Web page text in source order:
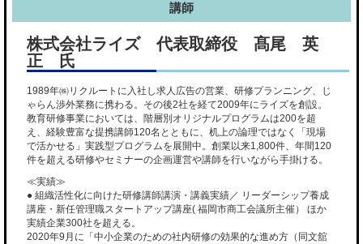
講師
株式会社ライズ 代表取締役 髙尾 英
正 氏
1989年㈱リクルートに入社し求人広告の営業、研修プランニング、じ
ゃらん渉外業務に携わる。その後2社を経て2009年にライズを創設。
教育研修事業においては、階層別オリジナルプログラムは200を超
え、経験豊富な提携講師120名とともに、机上の論理ではなく「現場
で活かせる」実践型プログラムを展開中。創業以来1,800件、年間120
件を超える研修やセミナーの企画運営や講師を行いながら手掛ける。
≪実績≫
● 組織活性化に向けた研修講師講演・講義実績／ リーダーシップ養成
講座・新任管理職スタートアップ講座( 福岡市商工会議所主催） ほか
実績企業300社を超える。
2020年9月に「中小企業のための社内研修の効果的な進め方（同文舘